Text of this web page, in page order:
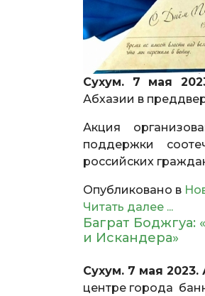
Сухум. 7 мая
Абхазии в
Акция
поддержки
российских
Опубликовано в
Читать далее ...
Баграт
и Искандера»
Сухум. 7 мая
центре города